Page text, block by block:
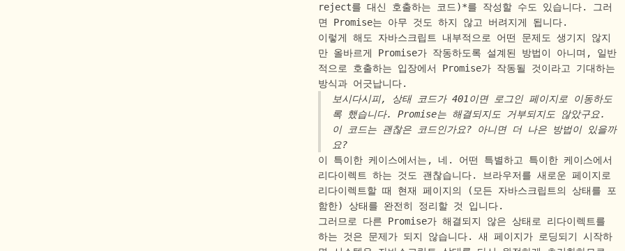
reject를 대신 호출하는 코드)*를 작성할 수도 있습니다. 그러
면 Promise는 아무 것도 하지 않고 버려지게 됩니다.
이렇게 해도 자바스크립트 내부적으로 어떤 문제도 생기지 않지
만 올바르게 Promise가 작동하도록 설계된 방법이 아니며, 일반
적으로 호출하는 입장에서 Promise가 작동될 것이라고 기대하는
방식과 어긋납니다.
보시다시피, 상태 코드가 401이면 로그인 페이지로 이동하도
록 했습니다. Promise는 해결되지도 거부되지도 않았구요.
이 코드는 괜찮은 코드인가요? 아니면 더 나은 방법이 있을까
요?
이 특이한 케이스에서는, 네. 어떤 특별하고 특이한 케이스에서
리다이렉트 하는 것도 괜찮습니다. 브라우저를 새로운 페이지로
리다이렉트할 때 현재 페이지의 (모든 자바스크립트의 상태를 포
함한) 상태를 완전히 정리할 것 입니다.
그러므로 다른 Promise가 해결되지 않은 상태로 리다이렉트를
하는 것은 문제가 되지 않습니다. 새 페이지가 로딩되기 시작하